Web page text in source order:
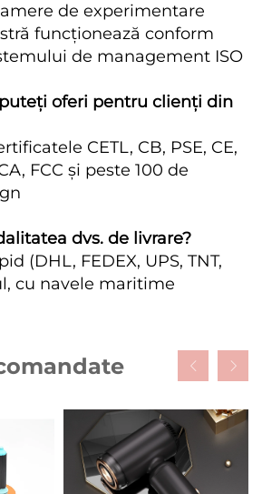
de experimentare
funcționează conform
oferi pentru clienți din
CETL, CB, PSE, CE,
FCC și peste 100 de
dvs. de livrare?
(DHL, FEDEX, UPS, TNT,
cu navele maritime